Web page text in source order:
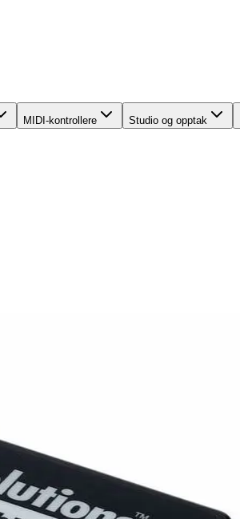
MIDI-kontrollere Studio og opptak